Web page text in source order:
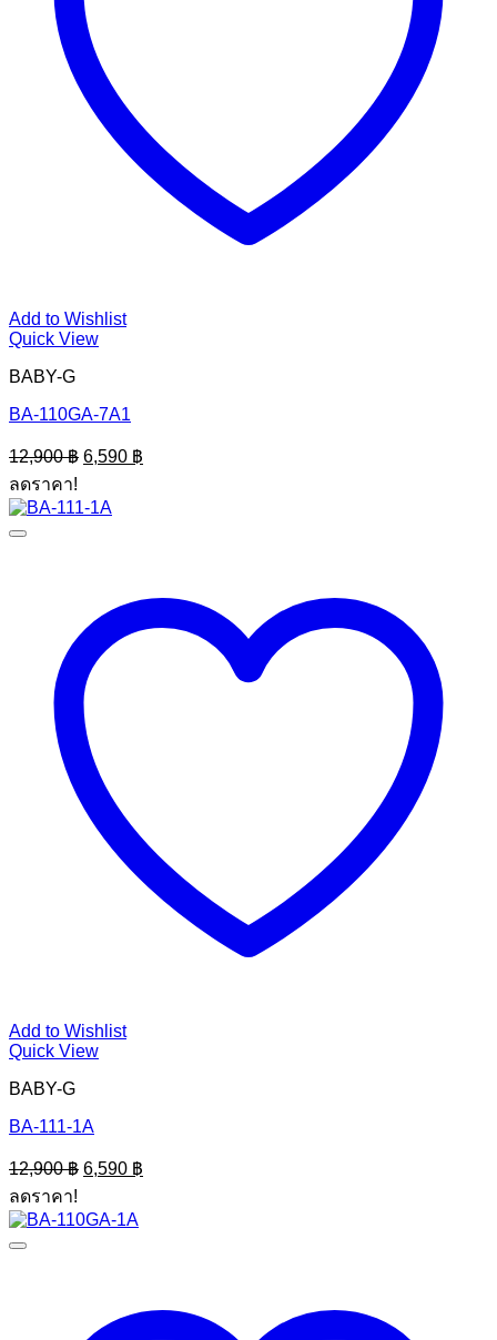
Add to Wishlist
Quick View
BABY-G
BA-110GA-7A1
12,900฿ Original
price
12,900 ฿.
6,590 ฿
price
ลดราคา!
Add to Wishlist
Quick View
BABY-G
BA-111-1A
12,900฿ Original
price
12,900 ฿.
6,590 ฿
price
ลดราคา!